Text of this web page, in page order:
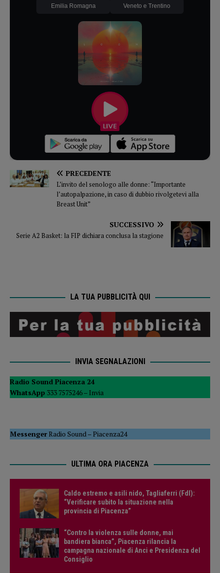
Emilia Romagna Veneto e Trentino
PRECEDENTE
L’invito del senologo alle donne: “Importante
l’autopalpazione, in caso di dubbio rivolgetevi alla
Breast Unit”
SUCCESSIVO
Serie A2 Basket: la FIP dichiara conclusa la stagione
LA TUA PUBBLICITÀ QUI
INVIA SEGNALAZIONI
Radio Sound Piacenza 24
WhatsApp 333 7575246 – Invia
MessengerRadio Sound–Piacenza24
ULTIMA ORA PIACENZA
Caldo estremo e asili nido, Tagliaferri (FdI):
“Verificare subito la situazione nella
provincia di Piacenza”
“Contro la violenza sulle donne, mai
bandiera bianca”, Piacenza rilancia la
campagna nazionale di Anci e Presidenza del
Consiglio